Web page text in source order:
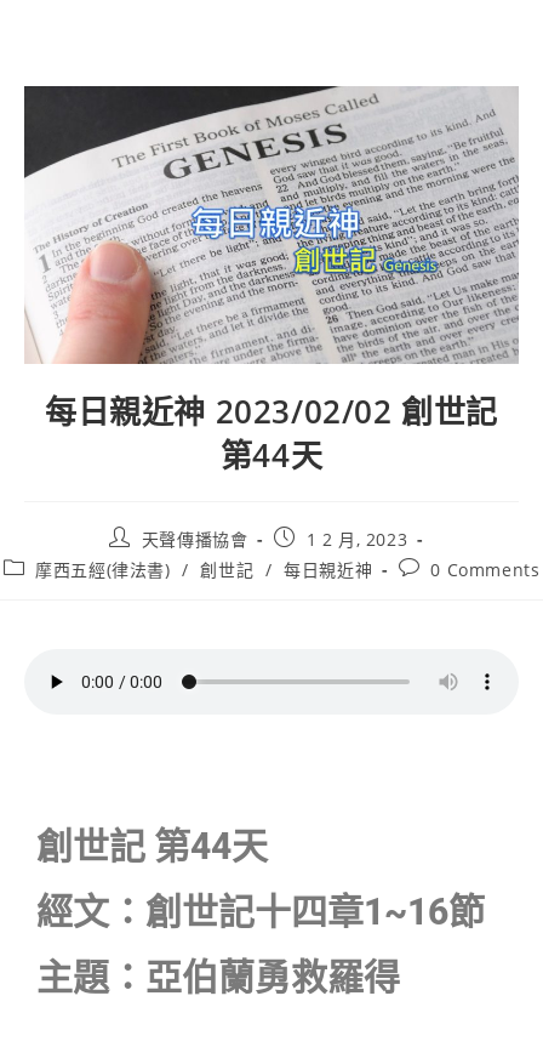
每日親近神 2023/02/02 創世記
第44天
天聲傳播協會
1 2 月, 2023
摩西五經(律法書) / 創世記 / 每日親近神 0 Comments
創世記 第44天
經文：創世記十四章1~16節
主題：亞伯蘭勇救羅得